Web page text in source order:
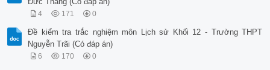
4 171 0
Đề kiểm tra trắc nghiệm môn Lịch sử Khối 12 - Trường THPT
Nguyễn Trãi (Có đáp án)
6 170 0